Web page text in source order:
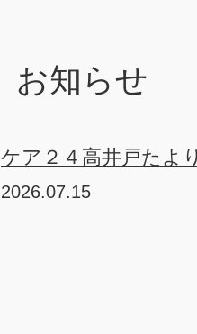
お知らせ
ケア２４高井戸たよ
2026.07.15